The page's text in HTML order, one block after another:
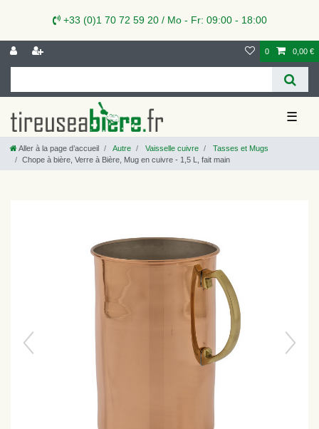
+33 (0)1 70 72 59 20 / Mo - Fr: 09:00 - 18:00
0 0,00 €
☰
Aller à la page d’accueil Autre Vaisselle cuivre
Tasses et Mugs
Chope à bière, Verre à Bière, Mug en cuivre - 1,5 L, fait main